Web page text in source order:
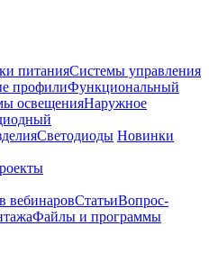
питанияСистемы управления
профилиФункциональный
освещенияНаружное
Светодиоды Новинки
вебинаровСтатьиВопрос-
Файлы и программы